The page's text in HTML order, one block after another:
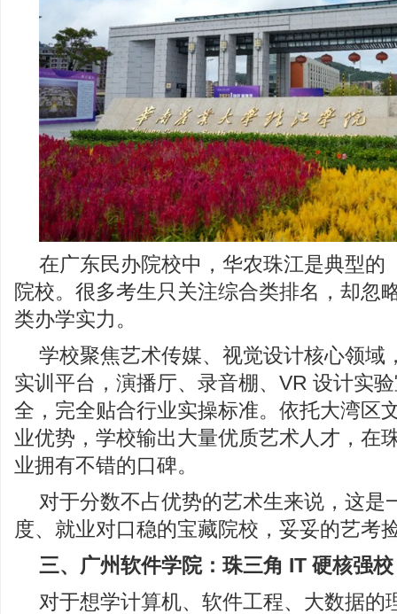
在广东民办院校中，华农珠江是典型的
院校。很多考生只关注综合类排名，却忽
类办学实力。
学校聚焦艺术传媒、视觉设计核心领域
实训平台，演播厅、录音棚、VR 设计实
全，完全贴合行业实操标准。依托大湾区
业优势，学校输出大量优质艺术人才，在
业拥有不错的口碑。
对于分数不占优势的艺术生来说，这是
度、就业对口稳的宝藏院校，妥妥的艺考
三、广州软件学院：珠三角 IT 硬核强校
对于想学计算机、软件工程、大数据的